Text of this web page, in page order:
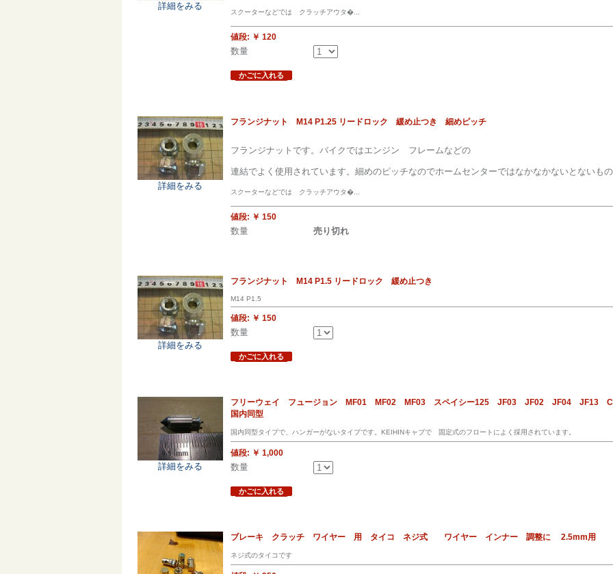
詳細をみる
スクーターなどでは クラッチアウタ�...
値段: ￥ 120
数量
かごに入れる
詳細をみる
フランジナット M14 P1.25 リードロック 緩め止つき 細めピッチ
フランジナットです。バイクではエンジン フレームなどの
連結でよく使用されています。細めのピッチなのでホームセンターではなかなかないとないも
スクーターなどでは クラッチアウタ�...
値段: ￥ 150
数量 売り切れ
詳細をみる
フランジナット M14 P1.5 リードロック 緩め止つき
M14 P1.5
値段: ￥ 150
数量
かごに入れる
詳細をみる
フリーウェイ フュージョン MF01 MF02 MF03 スペイシー125 JF03 JF02 JF04 JF13
国内同型
国内同型タイプで、ハンガーがないタイプです。KEIHINキャブで 固定式のフロートによく採用されています。
値段: ￥ 1,000
数量
かごに入れる
ブレーキ クラッチ ワイヤー 用 タイコ ネジ式 ワイヤー インナー 調整に 2.5mm用
ネジ式のタイコです